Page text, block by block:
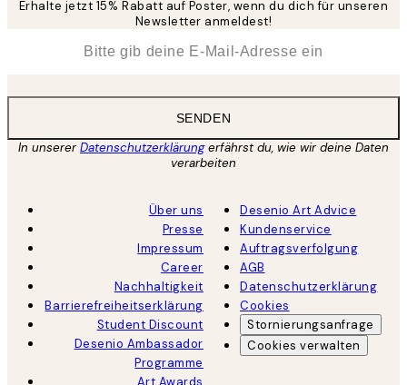
Erhalte jetzt 15% Rabatt auf Poster, wenn du dich für unseren
Newsletter anmeldest!
SENDEN
In unsererDatenschutzerklärungerfährst du, wie wir deine Daten
verarbeiten
Über uns
Presse
Impressum
Career
Nachhaltigkeit
Barrierefreiheitserklärung
Student Discount
Desenio Ambassador
Programme
Desenio Art Advice
Kundenservice
Auftragsverfolgung
AGB
Datenschutzerklärung
Cookies
Stornierungsanfrage
Cookies verwalten